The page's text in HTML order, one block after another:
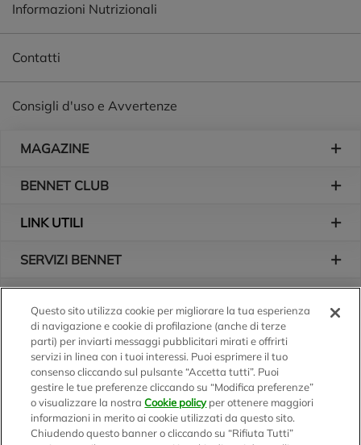
Informazioni Nutrizionali
Contatti
Consigli d'uso e Avvertenze
MAGAZINE
BENNET CLUB
LINK UTILI
SERVIZI BENNET
Logo Bennet
Seguici sui nostri canali
Scarica l'app
Questo sito utilizza cookie per migliorare la tua esperienza
di navigazione e cookie di profilazione (anche di terze
parti) per inviarti messaggi pubblicitari mirati e offrirti
servizi in linea con i tuoi interessi. Puoi esprimere il tuo
consenso cliccando sul pulsante “Accetta tutti”. Puoi
gestire le tue preferenze cliccando su “Modifica preferenze”
o visualizzare la nostraCookie policyper ottenere maggiori
informazioni in merito ai cookie utilizzati da questo sito.
Chiudendo questo banner o cliccando su “Rifiuta Tutti”